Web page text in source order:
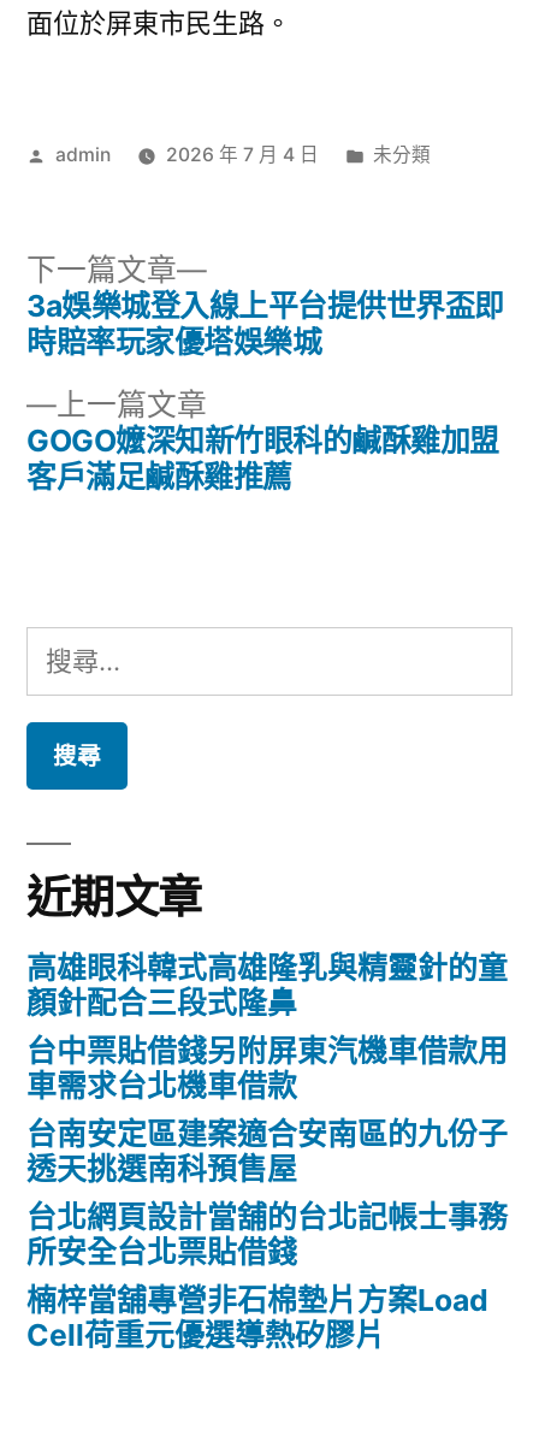
面位於屏東市民生路。
作
admin 2026 年 7 月 4 日
分
未分類
文
導
覽
上一篇文章
一
篇
GOGO嬤深知新竹眼科的鹹酥雞加盟
客戶滿足鹹酥雞推薦
下一篇文章
下
一
篇
3a娛樂城登入線上平台提供世界盃即
時賠率玩家優塔娛樂城
搜
尋
鍵
字:
近期文章
高雄眼科韓式高雄隆乳與精靈針的童
顏針配合三段式隆鼻
台中票貼借錢另附屏東汽機車借款用
車需求台北機車借款
台南安定區建案適合安南區的九份子
透天挑選南科預售屋
台北網頁設計當舖的台北記帳士事務
所安全台北票貼借錢
楠梓當舖專營非石棉墊片方案Load
Cell荷重元優選導熱矽膠片